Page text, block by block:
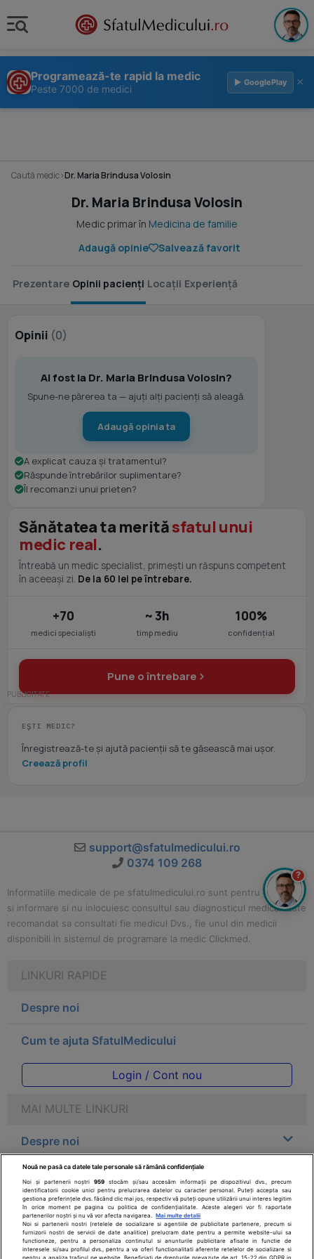
Programează-te rapid la medic
Peste 7000 de medici
▶ GooglePlay ×
Caută medic›Dr. Maria Brindusa Volosin
Dr. Maria Brindusa Volosin
Medic primar în Medicina de familie
Adaugă opinie
Salvează favorit
Prezentare Opinii pacienți Locații Experiență
Opinii (0)
Ai fost la Dr. Maria Brindusa Volosin?
Spune-ne părerea ta — ajuți alți pacienți să aleagă.
Adaugă opinia ta
A explicat cauza și tratamentul?
Răspunde întrebărilor suplimentare?
Îl recomanzi unui prieten?
Sănătatea ta merităsfatul unui
medic real.
Întreabă un medic specialist, primești un răspuns competent
în aceeași zi. De la 60 lei pe întrebare.
+70
medici specialiști
~ 3h
timp mediu
100%
confidențial
Pune o întrebare
EȘTI MEDIC?
Înregistrează-te și ajută pacienții să te găsească mai ușor.
Creează profil
support@sfatulmedicului.ro
0374 109 268
Informatiile medicale de pe sfatulmedicului.ro sunt pentru educatie
si informare si nu inlocuiesc consultul sau diagnosticul medical. Este
recomandat sa consultati fie medicul Dvs., fie unul din medicii
disponibili in sistemul de programare la medic Clickmed.
LINKURI RAPIDE
Despre noi
Cum te ajuta SfatulMedicului
Login / Cont nou
MAI MULTE LINKURI
Despre noi
Legal
Drepturile consumatorului
Parteneri
?
Nouă ne pasă ca datele tale personale să rămână confidențiale
Noi și partenerii noștri959 stocăm și/sau accesăm informații pe dispozitivul dvs., precum
identificatorii cookie unici pentru prelucrarea datelor cu caracter personal. Puteți accepta sau
gestiona preferințele dvs. făcând clic mai jos, respectiv vă puteți opune utilizării unui interes legitim
în orice moment pe pagina cu politica de confidențialitate. Aceste alegeri vor fi raportate
partenerilor noștri și nu vă vor afecta navigarea.
Mai multe detalii
Noi si partenerii nostri (retelele de socializare si agentiile de publicitate partenere, precum si
furnizorii nostri de servicii de date analitice) prelucram date pentru a permite website-ului sa
functioneze, pentru a personaliza continutul si anunturile publicitare afisate in functie de
interesele si/sau profilul dvs., pentru a va oferi functionalitati aferente retelelor de socializare si
pentru a analiza traficul pe website. Beneficiati de drepturile prevazute de art. 15-22 din GDPR in